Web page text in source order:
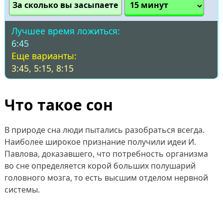
За сколько вы засыпаете
Лучшее время ложиться:
6:45
Еще варианты:
3:45, 5:15, 8:15
Что такое сон
В природе сна люди пытались разобраться всегда.
Наиболее широкое признание получили идеи И.
Павлова, доказавшего, что потребность организма
во сне определяется корой больших полушарий
головного мозга, то есть высшим отделом нервной
системы.